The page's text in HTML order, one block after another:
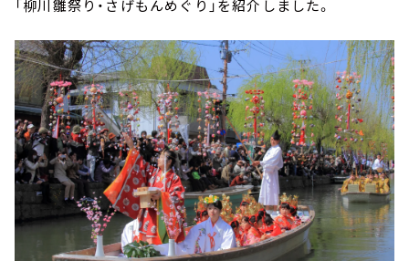
「柳川雛祭り・さげもんめぐり」を紹介しました。